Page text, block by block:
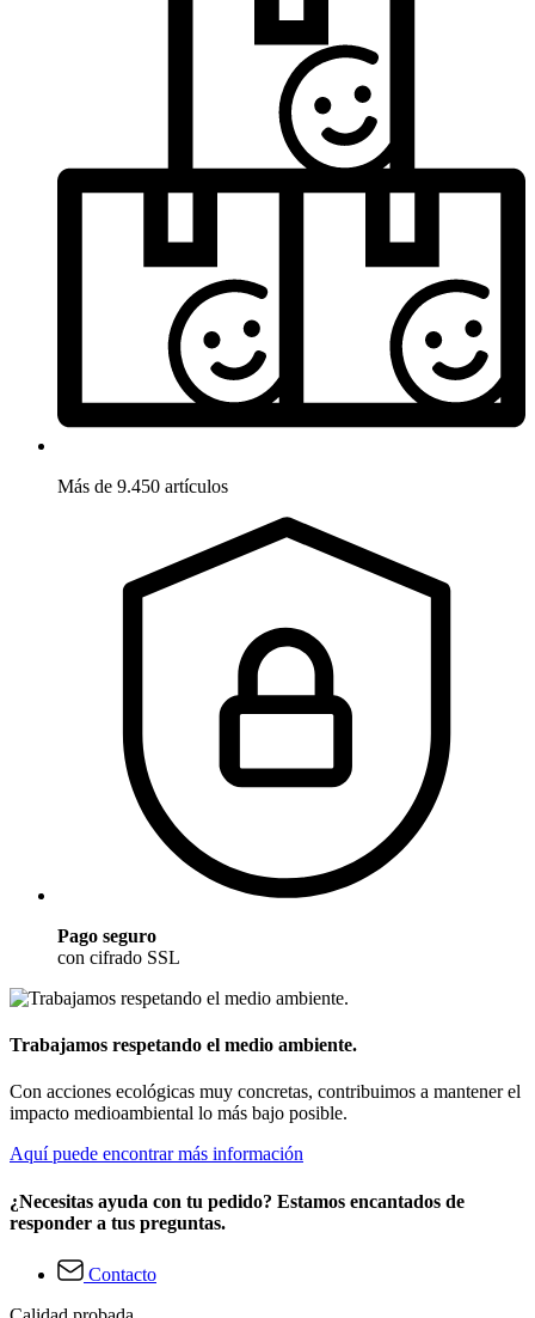
Más de 9.450 artículos
Pago seguro
con cifrado SSL
Trabajamos respetando el medio ambiente.
Con acciones ecológicas muy concretas, contribuimos a mantener el
impacto medioambiental lo más bajo posible.
Aquí puede encontrar más información
¿Necesitas ayuda con tu pedido? Estamos encantados de
responder a tus preguntas.
Contacto